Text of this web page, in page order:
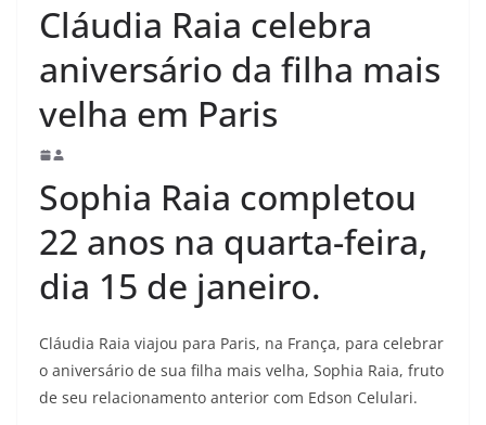
Cláudia Raia celebra
aniversário da filha mais
velha em Paris
Sophia Raia completou
22 anos na quarta-feira,
dia 15 de janeiro.
Cláudia Raia viajou para Paris, na França, para celebrar
o aniversário de sua filha mais velha, Sophia Raia, fruto
de seu relacionamento anterior com Edson Celulari.